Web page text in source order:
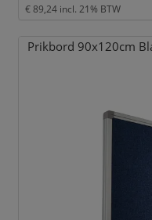
€ 89,24 incl. 21% BTW
Prikbord 90x120cm